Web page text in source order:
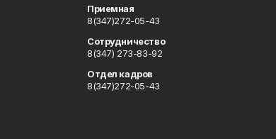
Приемная
8(347)272-05-43
Сотрудничество
8(347) 273-83-92
Отдел кадров
8(347)272-05-43